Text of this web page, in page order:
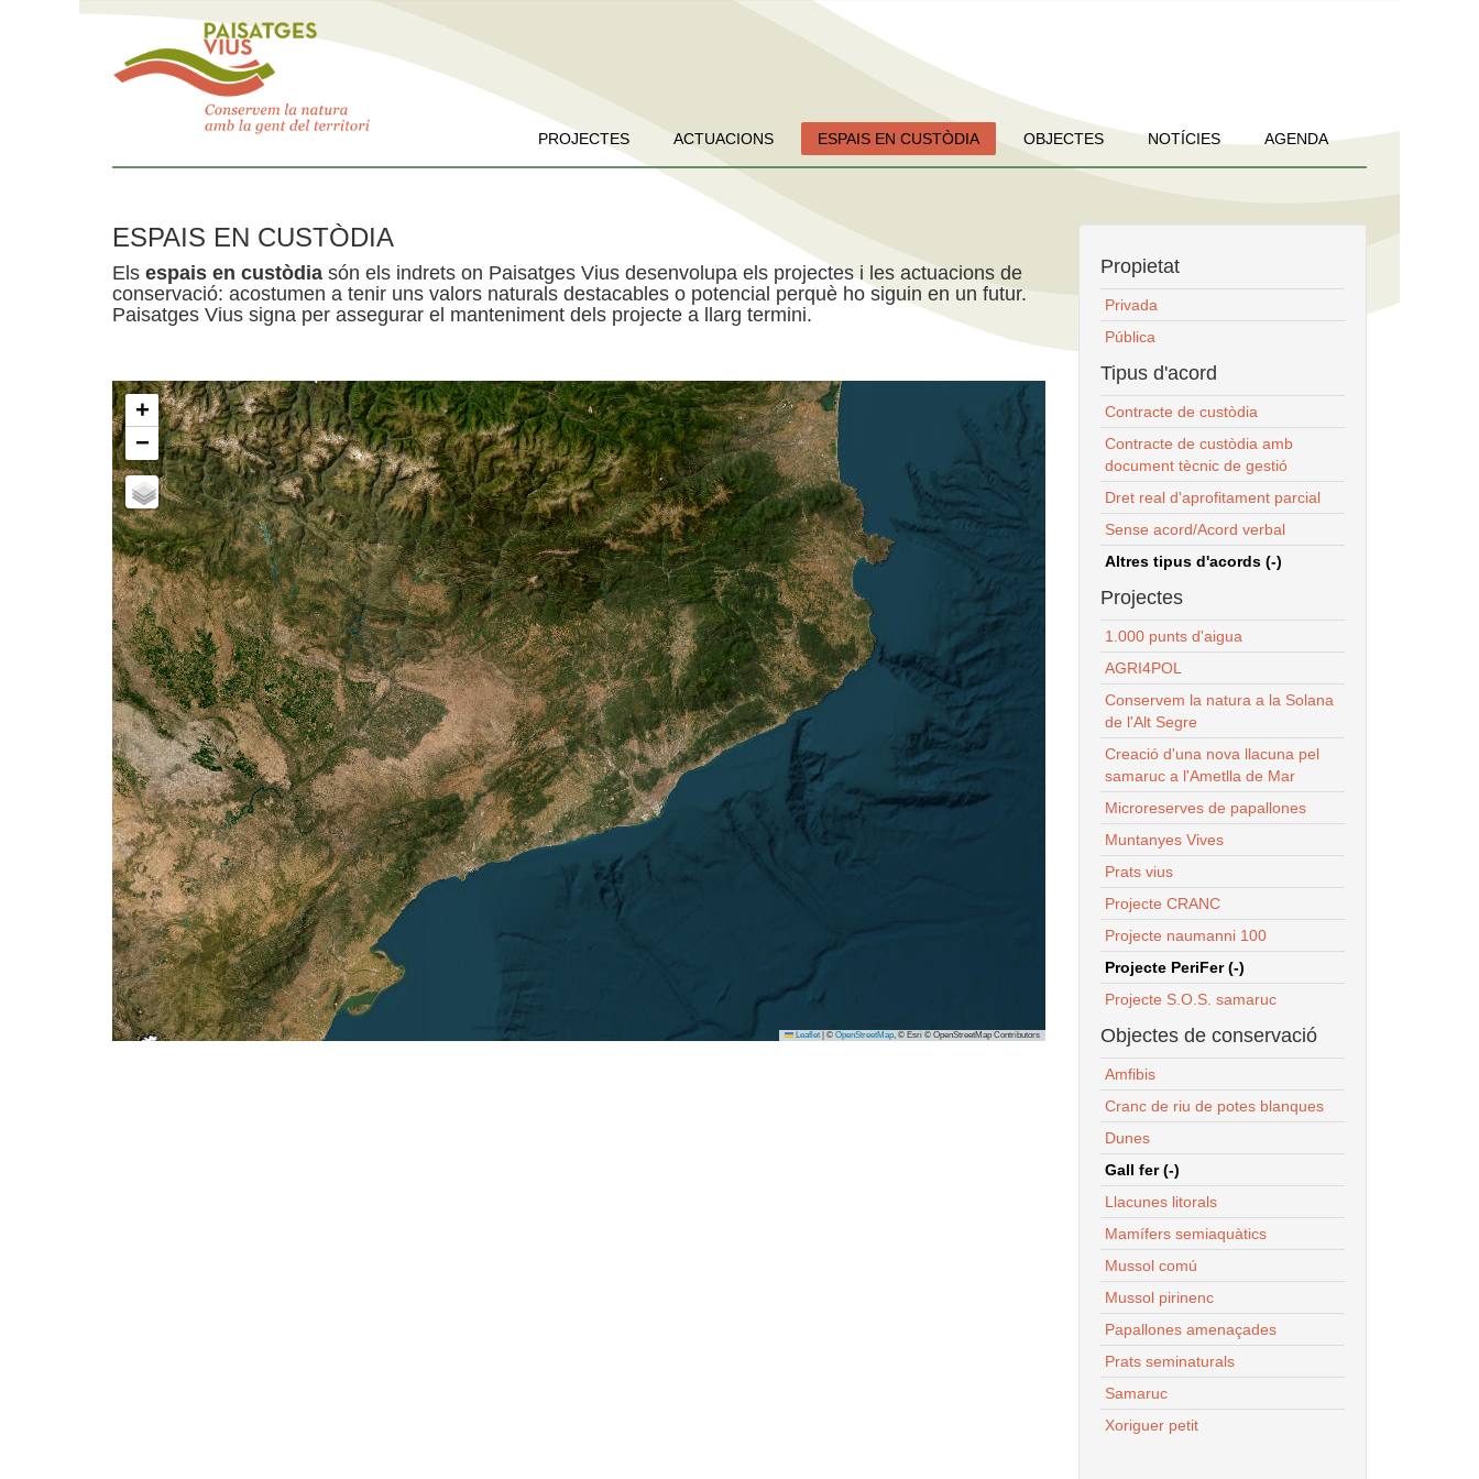
PROJECTES ACTUACIONS ESPAIS EN CUSTÒDIA OBJECTES NOTÍCIES AGENDA
ESPAIS EN CUSTÒDIA
Els espais en custòdia són els indrets on Paisatges Vius desenvolupa els projectes i les actuacions de
conservació: acostumen a tenir uns valors naturals destacables o potencial perquè ho siguin en un futur.
Paisatges Vius signa per assegurar el manteniment dels projecte a llarg termini.
+
−
Leaflet © OpenStreetMap, © Esri © OpenStreetMap Contributors
Propietat
Privada
Pública
Tipus d'acord
Contracte de custòdia
Contracte de custòdia amb
document tècnic de gestió
Dret real d'aprofitament parcial
Sense acord/Acord verbal
Altres tipus d'acords (-)
Projectes
1.000 punts d'aigua
AGRI4POL
Conservem la natura a la Solana
de l'Alt Segre
Creació d'una nova llacuna pel
samaruc a l'Ametlla de Mar
Microreserves de papallones
Muntanyes Vives
Prats vius
Projecte CRANC
Projecte naumanni 100
Projecte PeriFer (-)
Projecte S.O.S. samaruc
Objectes de conservació
Amfibis
Cranc de riu de potes blanques
Dunes
Gall fer (-)
Llacunes litorals
Mamífers semiaquàtics
Mussol comú
Mussol pirinenc
Papallones amenaçades
Prats seminaturals
Samaruc
Xoriguer petit